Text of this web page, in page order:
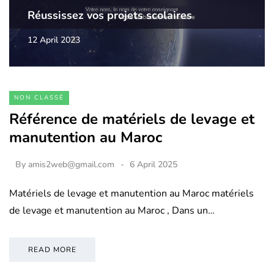
Réussissez vos projets scolaires
12 April 2023
NON CLASSÉ
Référence de matériels de levage et
manutention au Maroc
By amis2web@gmail.com 6 April 2025
Matériels de levage et manutention au Maroc matériels
de levage et manutention au Maroc , Dans un…
READ MORE